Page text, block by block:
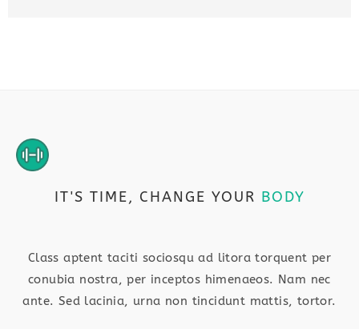
IT'S TIME, CHANGE YOUR BODY
Class aptent taciti sociosqu ad litora torquent per
conubia nostra, per inceptos himenaeos. Nam nec
ante. Sed lacinia, urna non tincidunt mattis, tortor.